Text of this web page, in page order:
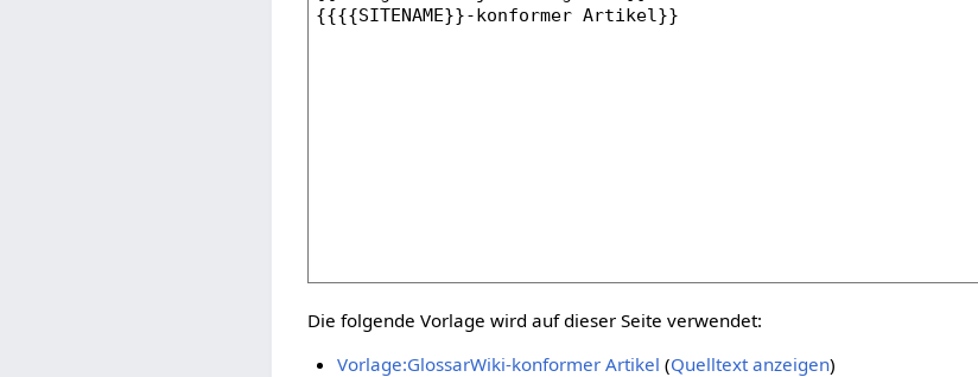
Die folgende Vorlage wird auf dieser Seite verwendet:
Vorlage:GlossarWiki-konformer Artikel (Quelltext anzeigen)